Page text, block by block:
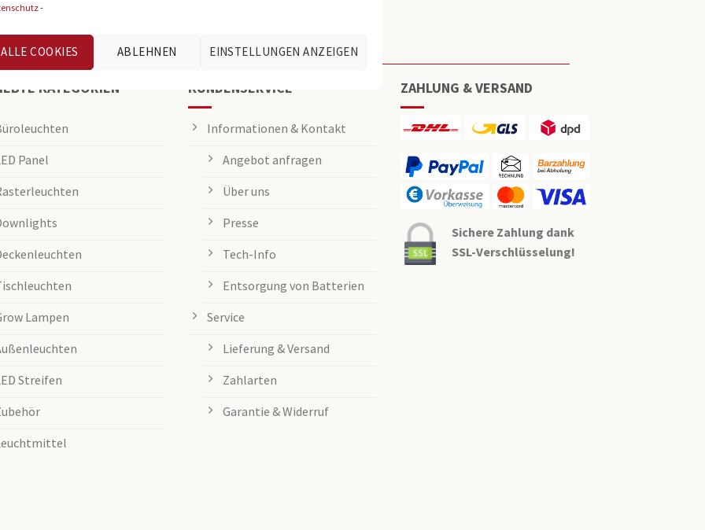
-
ALLE COOKIES ABLEHNEN EINSTELLUNGEN ANZEIGEN
KATEGORIEN
Panel
Lampen
Streifen
KUNDENSERVICE
Informationen & Kontakt
Angebot anfragen
Über uns
Presse
Tech-Info
Entsorgung von Batterien
Service
Lieferung & Versand
Zahlarten
Garantie & Widerruf
ZAHLUNG & VERSAND
Sichere Zahlung dank
SSL-Verschlüsselung!